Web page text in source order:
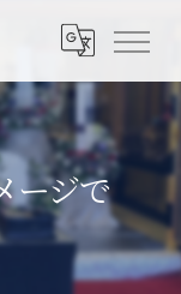
ージで